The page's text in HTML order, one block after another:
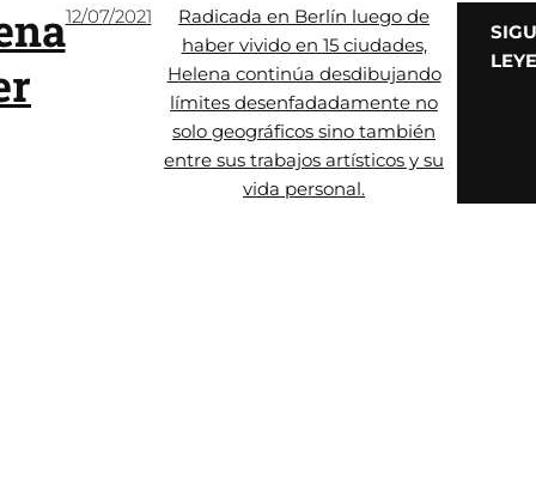
12/07/2021
Radicada en Berlín luego de
haber vivido en 15 ciudades,
Helena continúa desdibujando
límites desenfadadamente no
solo geográficos sino también
entre sus trabajos artísticos y su
vida personal.